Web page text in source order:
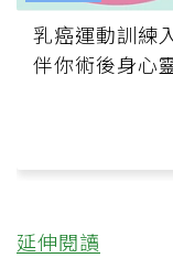
乳癌運動訓練
伴你術後身心
延伸閱讀